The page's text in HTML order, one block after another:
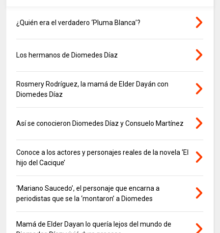
¿Quién era el verdadero ‘Pluma Blanca’?
Los hermanos de Diomedes Díaz
Rosmery Rodríguez, la mamá de Elder Dayán con
Diomedes Díaz
Así se conocieron Diomedes Díaz y Consuelo Martínez
Conoce a los actores y personajes reales de la novela ‘El
hijo del Cacique’
‘Mariano Saucedo’, el personaje que encarna a
periodistas que se la ‘montaron’ a Diomedes
Mamá de Elder Dayan lo quería lejos del mundo de